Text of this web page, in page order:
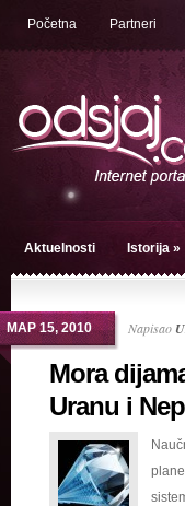
Početna Partneri
Aktuelnosti Istorija »
МАР 15, 2010 Napisao
Mora
Uranu i